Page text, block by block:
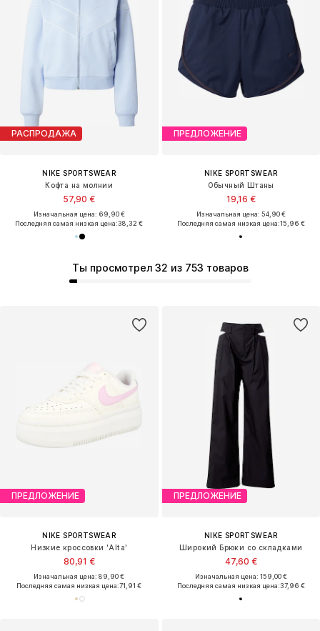
Ты просмотрел 32 из 753 товаров
РАСПРОДАЖА
NIKE SPORTSWEAR
Кофта на молнии
57,90 €
Изначальная цена: 69,90 €
Последняя самая низкая цена:38,32 €
ПРЕДЛОЖЕНИЕ
NIKE SPORTSWEAR
Обычный Штаны
19,16 €
Изначальная цена: 54,90 €
Последняя самая низкая цена:15,96 €
ПРЕДЛОЖЕНИЕ
NIKE SPORTSWEAR
Низкие кроссовки 'Alta'
80,91 €
Изначальная цена: 89,90 €
Последняя самая низкая цена:71,91 €
ПРЕДЛОЖЕНИЕ
NIKE SPORTSWEAR
Широкий Брюки со складками
47,60 €
Изначальная цена: 159,00 €
Последняя самая низкая цена:37,96 €